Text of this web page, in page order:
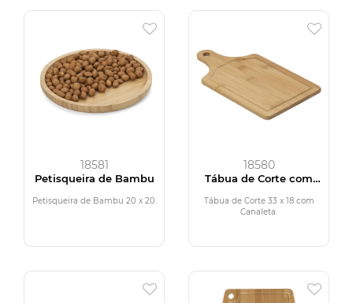
18581
Petisqueira de Bambu
Petisqueira de Bambu 20 x 20.
18580
Tábua de Corte com
Tábua de Corte 33 x 18 com
Canaleta.